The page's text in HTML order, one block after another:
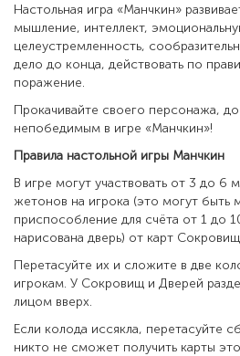
Настольная игра «Манчкин»
мышление, интеллект,
целеустремленность,
дело до конца, действовать по
поражение.
Прокачивайте своего персонажа,
непобедимым в игре «Манчкин»!
Правила настольной игры Манчкин
В игре могут участвовать от 3 до
жетонов на игрока (это могут
приспособление для счёта от 1 до
нарисована дверь) от карт
Перетасуйте их и сложите в две
игрокам. У Сокровищ и Дверей
лицом вверх.
Если колода иссякла, перетасуйте
никто не сможет получить карты